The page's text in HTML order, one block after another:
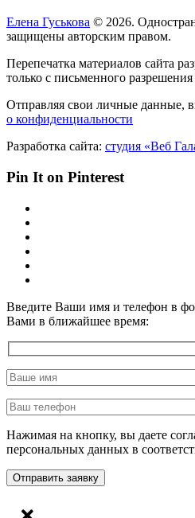
Елена Гуськова © 2026.
защищены авторским правом.
Перепечатка материалов сайта
только с письменного разрешения
Отправляя свои личные данные,
о конфиденциальности
Разработка сайта: студия «Веб
Pin It on Pinterest
Введите Ваши имя и телефон в
Вами в ближайшее время:
Нажимая на кнопку, вы даете
персональных данных в